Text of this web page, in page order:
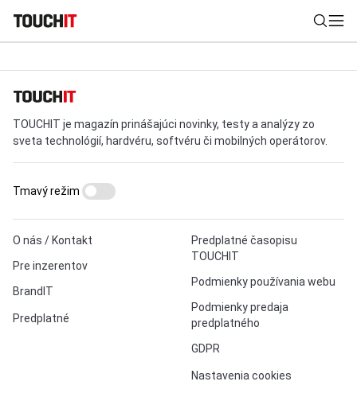
Všetko Recenzie Videá Tipy, triky, návody
Výsledky vyhľadávania
Zadajte frázu pre vyhľadanie
TOUCHIT je magazín prinášajúci novinky, testy a analýzy zo
sveta technológií, hardvéru, softvéru či mobilných operátorov.
O nás / Kontakt
Pre inzerentov
BrandIT
Predplatné
Predplatné časopisu
TOUCHIT
Podmienky používania webu
Podmienky predaja
predplatného
GDPR
Nastavenia cookies
Tmavý režim